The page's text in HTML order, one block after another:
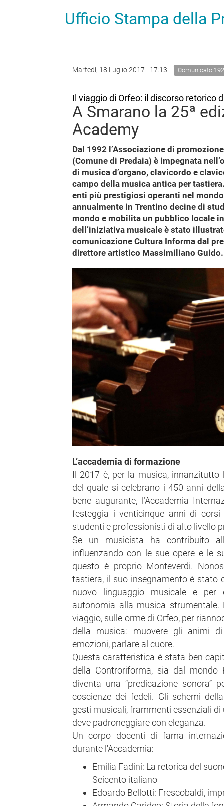
Ufficio Stampa della
Martedì, 18 Luglio 2017 - 17:13 Comunicato
Il viaggio di Orfeo: il discorso retorico
A Smarano la 25ª
Academy
Dal 1992 l’Associazione di
(Comune di Predaia) è impegnata
di musica d’organo, clavicordo e
campo della musica antica per
enti più prestigiosi operanti nel
annualmente in Trentino decine di
mondo e mobilita un pubblico locale
dell’iniziativa musicale è stato
comunicazione Cultura Informa dal
direttore artistico Massimiliano Guido.
L’accademia di formazione
Il 2017 è, per la musica, innanzitutto
del quale si celebrano i 450 anni
bene augurante, l’Accademia
festeggia i venticinque anni di
studenti e professionisti di alto livello
Se un musicista ha contribuito
influenzando con le sue opere e le
questo è proprio Monteverdi.
tastiera, il suo insegnamento è stato
nuovo linguaggio musicale e
autonomia alla musica
viaggio, sulle orme di Orfeo, per
della musica: muovere gli animi
emozioni, parlare al cuore.
Questa caratteristica è stata ben
della Controriforma, sia dal mondo
diventa una “predicazione sonora”
coscienze dei fedeli. Gli schemi
gesti musicali, frammenti essenziali
deve padroneggiare con eleganza.
Un corpo docenti di fama
durante l'Accademia:
Emilia Fadini: La retorica del
Seicento italiano
Edoardo Bellotti: Frescobaldi,